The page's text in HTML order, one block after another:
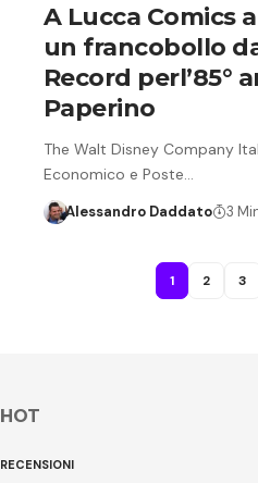
A Lucca Comics
un francobollo
Record perl’85°
Paperino
The Walt Disney Company
Economico e Poste…
Alessandro Daddato 3
1 2 3
HOT
RECENSIONI